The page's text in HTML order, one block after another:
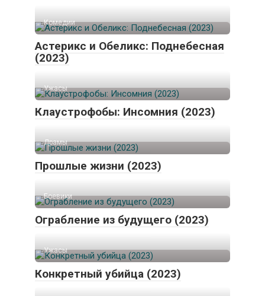
Комедии
Астерикс и Обеликс: Поднебесная
(2023)
Ужасы
Клаустрофобы: Инсомния (2023)
Драмы
Прошлые жизни (2023)
Боевики
Ограбление из будущего (2023)
Ужасы
Конкретный убийца (2023)